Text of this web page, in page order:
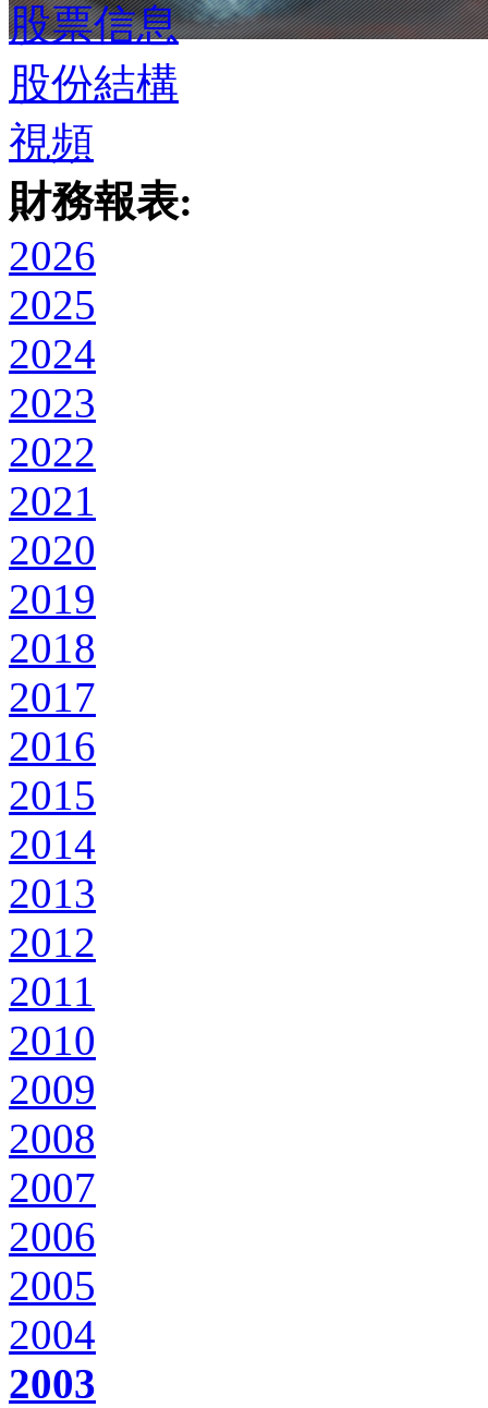
股票信息
股份結構
視頻
財務報表:
2026
2025
2024
2023
2022
2021
2020
2019
2018
2017
2016
2015
2014
2013
2012
2011
2010
2009
2008
2007
2006
2005
2004
2003